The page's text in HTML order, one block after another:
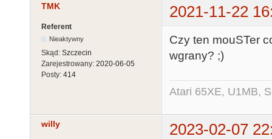
TMK 2021-11-22
Referent
Nieaktywny
Skąd: Szczecin
Zarejestrowany: 2020-06-05
Posty: 414
Czy ten mouSTer
wgrany? ;)
Atari 65XE, U1MB,
willy
2023-02-07